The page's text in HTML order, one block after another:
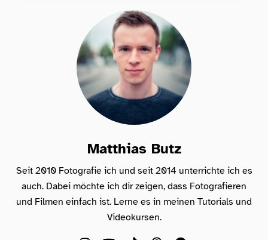
Matthias Butz
Seit 2010 Fotografie ich und seit 2014 unterrichte ich es
auch. Dabei möchte ich dir zeigen, dass Fotografieren
und Filmen einfach ist. Lerne es in meinen Tutorials und
Videokursen.